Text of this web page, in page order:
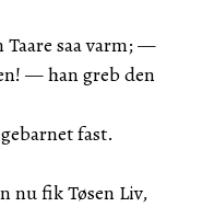
Taare saa varm; —
— han greb den
fast.
nu fik Tøsen Liv,